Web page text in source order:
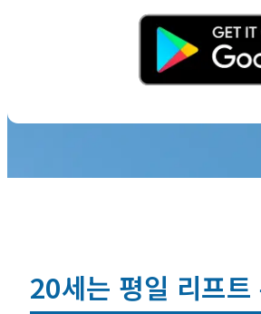
20세는 평일 리프트